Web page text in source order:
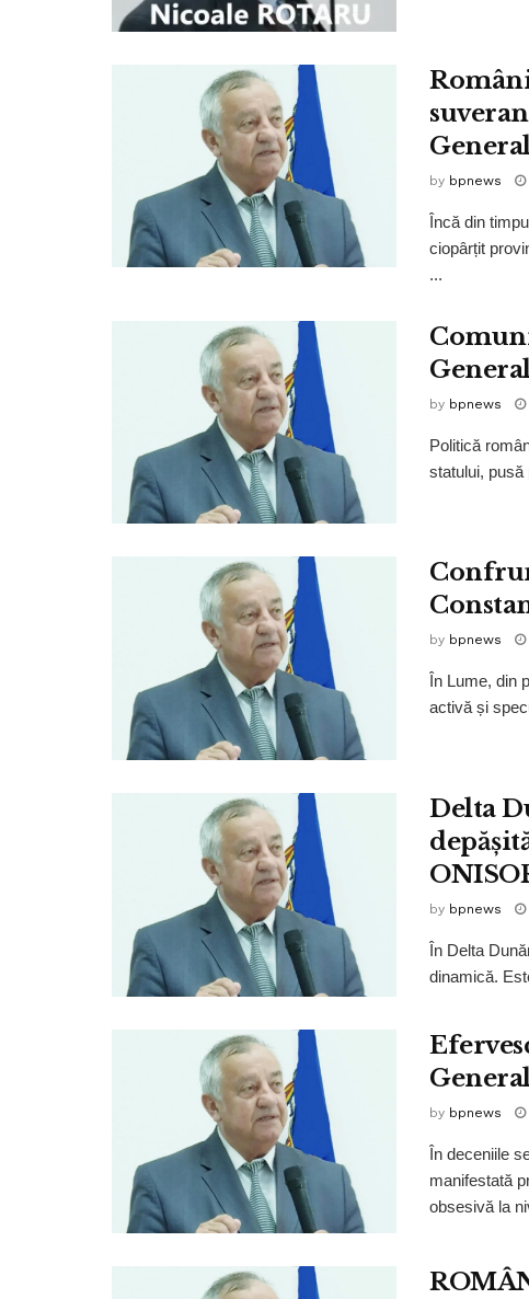
by bpnews
Încă din
ciopârțit
...
by bpnews
Politică
statului, pusă
by bpnews
În Lume, din
activă și
Delta
by bpnews
În Delta
dinamică.
by bpnews
În deceniile
manifestată
obsesivă la